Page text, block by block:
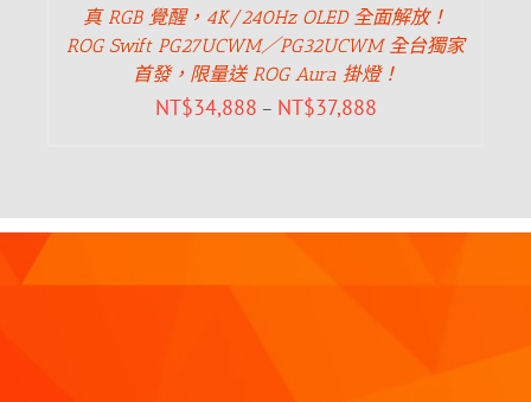
真 RGB 覺醒，4K/240Hz OLED 全面解放！
ROG Swift PG27UCWM／PG32UCWM 全台獨家
首發，限量送 ROG Aura 掛燈！
NT$34,888 – NT$37,888